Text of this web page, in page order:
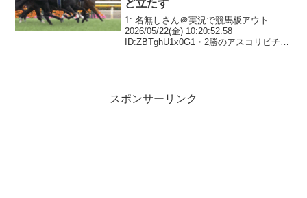
ど立たず
1: 名無しさん＠実況で競馬板アウト
2026/05/22(金) 10:20:52.58
ID:ZBTghU1x0G1・2勝のアスコリピチェ
スポンサーリンク